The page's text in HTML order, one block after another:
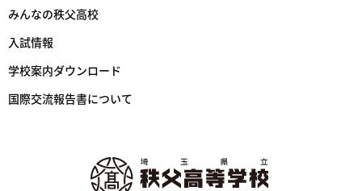
みんなの秩父高校
入試情報
学校案内ダウンロード
国際交流報告書について